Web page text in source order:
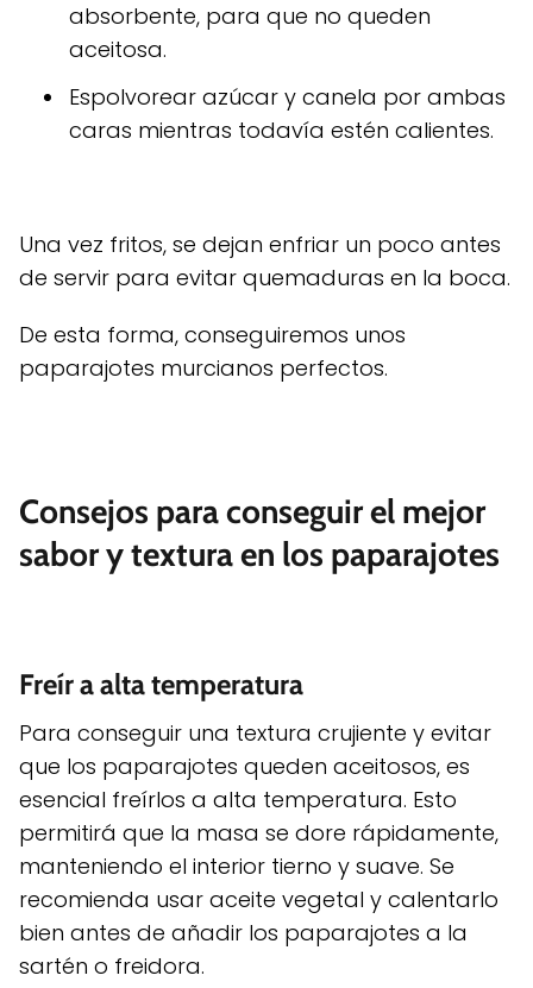
absorbente, para que no queden
aceitosa.
Espolvorear azúcar y canela por ambas
caras mientras todavía estén calientes.
Una vez fritos, se dejan enfriar un poco antes
de servir para evitar quemaduras en la boca.
De esta forma, conseguiremos unos
paparajotes murcianos perfectos.
Consejos para conseguir el mejor
sabor y textura en los paparajotes
Freír a alta temperatura
Para conseguir una textura crujiente y evitar
que los paparajotes queden aceitosos, es
esencial freírlos a alta temperatura. Esto
permitirá que la masa se dore rápidamente,
manteniendo el interior tierno y suave. Se
recomienda usar aceite vegetal y calentarlo
bien antes de añadir los paparajotes a la
sartén o freidora.